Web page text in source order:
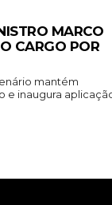
MARCO
CARGO POR
mantém
e inaugura